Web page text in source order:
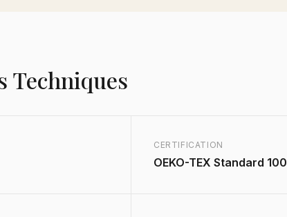
Techniques
CERTIFICATION
OEKO-TEX Standard 100